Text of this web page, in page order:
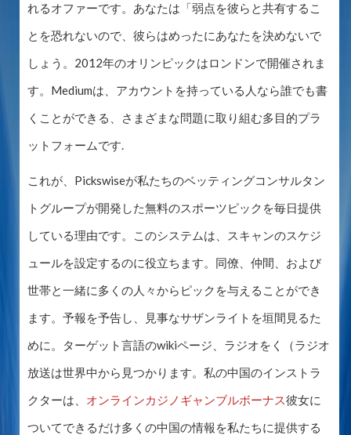
れるオファーです。あなたは「弱点を彼らと共有するこ
とを恐れないので、彼らはめったにあなたを決めないで
しょう。2012年のオリンピックはロンドンで開催されま
す。Mediumは、アカウントを持っている人なら誰でも書
くことができる、さまざまな問題に取り組む多目的プラ
ットフォームです.
これが、Pickswiseが私たちのベッティングコンサルタン
トグループが開発した無料のスポーツピックを毎日提供
している理由です。このシステムは、スキャンのスケジ
ュールを設定するのに役立ちます。同僚、仲間、および
世帯と一緒に多くの人々からピックを与えることができ
ます。予報を予告し、見事なサザンライトを垣間見るた
めに。ターゲット言語のwikiページ、ラジオをく（ラジオ
放送は世界中から見つかります。私の中国のインストラ
クターは、 オンラインカジノギャンブルボーナス彼女に
ついてできるだけ多くの中国の情報を私たちに提供する